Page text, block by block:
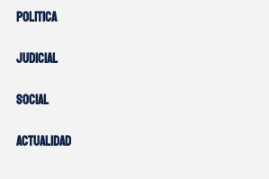
Politica
Judicial
Social
Actualidad